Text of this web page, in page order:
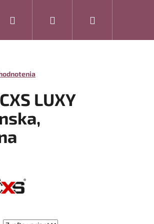
Drogéria Modelová rada ARTRA
Prihlásenie
LUXY